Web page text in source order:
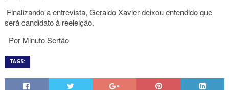
Finalizando a entrevista, Geraldo Xavier deixou entendido que
será candidato à reeleição.
Por Minuto Sertão
TAGS: